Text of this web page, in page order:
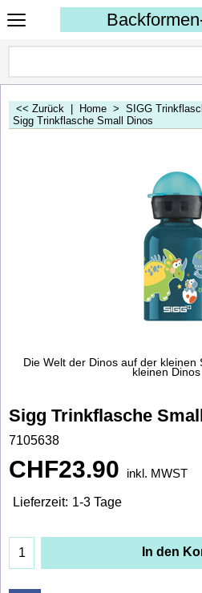
<< Zurück Home > SIGG
Sigg Trinkflasche Small Dinos
Die Welt der Dinos auf der kleinen
kleinen Dinos
Sigg Trinkflasche
7105638
CHF23.90 inkl. MWST
Lieferzeit: 1-3 Tage
In den